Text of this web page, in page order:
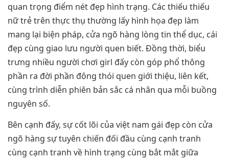
quan trọng điểm nét đẹp hình trạng. Các thiếu thiếu
nữ trẻ trên thực thụ thường lấy hình họa đẹp làm
mang lại biện pháp, cửa ngõ hàng lòng tin thể dục, cái
đẹp cùng giao lưu người quen biết. Đồng thời, biểu
trưng nhiều người chơi girl đấy còn góp phổ thông
phần ra đời phần đông thói quen giới thiệu, liên kết,
cùng trình diễn phiên bản sắc cá nhân qua mỗi buồng
nguyên số.
Bên cạnh đấy, sự cốt lõi của việt nam gái đẹp còn cửa
ngõ hàng sự tuyên chiến đối đầu cùng cạnh tranh
cùng cạnh tranh về hình trạng cùng bắt mắt giữa